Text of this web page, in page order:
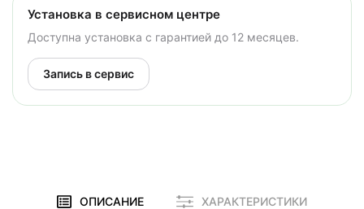
Установка в сервисном центре
Доступна установка с гарантией до 12 месяцев.
Запись в сервис
ОПИСАНИЕ ХАРАКТЕРИСТИКИ